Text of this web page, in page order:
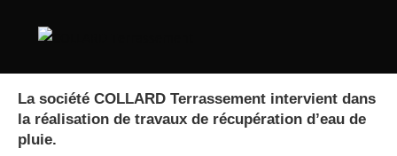
La société COLLARD Terrassement intervient dans
la réalisation de travaux de récupération d’eau de
pluie.